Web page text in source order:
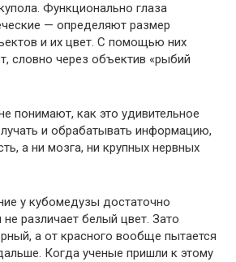
Функционально глаза
— определяют размер
и их цвет. С помощью них
словно через объектив «рыбий
понимают, как это удивительное
и обрабатывать информацию,
а ни мозга, ни крупных нервных
у кубомедузы достаточно
различает белый цвет. Зато
а от красного вообще пытается
Когда ученые пришли к этому